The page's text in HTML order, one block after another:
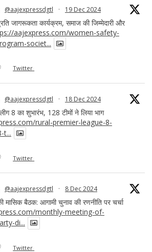
@aajexpressdgtl · 19 Dec 2024
जागरूकता कार्यक्रम, समाज की जिम्मेदारी और
aajexpress.com/women-safety-
societ...
Twitter
@aajexpressdgtl · 18 Dec 2024
लीग 8 का शुभारंभ, 128 टीमों ने लिया भाग
rural-premier-league-8-
t...
Twitter
@aajexpressdgtl · 8 Dec 2024
मासिक बैठक: आगामी चुनाव की रणनीति पर चर्चा
monthly-meeting-of-
di...
Twitter